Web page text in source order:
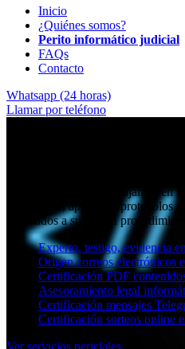
Inicio
¿Quiénes somos?
Perito informático judicial
FAQs
Contacto
Whatsapp (24 horas)
Llamar por teléfono
Perito judicial
Desde SOCIAL11 trabajamos en
, aplicando protocolos
orientados a su uso en
Experto, testigo, evidencia
Origen correos electrónicos
Certificación PDF
Asesoramiento legal
Certificación mensajes
Certificación sorteos online
Ver servicios periciales